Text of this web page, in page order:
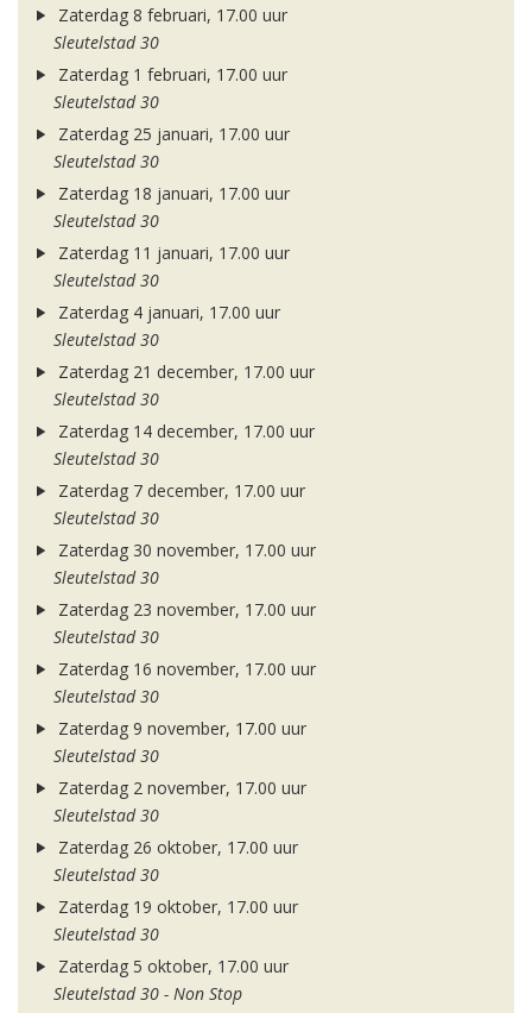
Zaterdag 8 februari, 17.00 uur
Sleutelstad 30
Zaterdag 1 februari, 17.00 uur
Sleutelstad 30
Zaterdag 25 januari, 17.00 uur
Sleutelstad 30
Zaterdag 18 januari, 17.00 uur
Sleutelstad 30
Zaterdag 11 januari, 17.00 uur
Sleutelstad 30
Zaterdag 4 januari, 17.00 uur
Sleutelstad 30
Zaterdag 21 december, 17.00 uur
Sleutelstad 30
Zaterdag 14 december, 17.00 uur
Sleutelstad 30
Zaterdag 7 december, 17.00 uur
Sleutelstad 30
Zaterdag 30 november, 17.00 uur
Sleutelstad 30
Zaterdag 23 november, 17.00 uur
Sleutelstad 30
Zaterdag 16 november, 17.00 uur
Sleutelstad 30
Zaterdag 9 november, 17.00 uur
Sleutelstad 30
Zaterdag 2 november, 17.00 uur
Sleutelstad 30
Zaterdag 26 oktober, 17.00 uur
Sleutelstad 30
Zaterdag 19 oktober, 17.00 uur
Sleutelstad 30
Zaterdag 5 oktober, 17.00 uur
Sleutelstad 30 - Non Stop